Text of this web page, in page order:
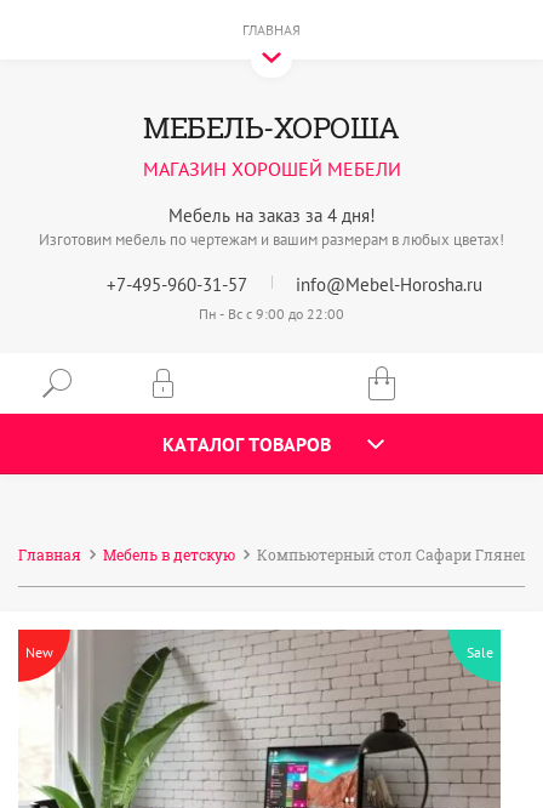
ГЛАВНАЯ
Мебель на заказ за 4 дня!
Изготовим мебель по чертежам и вашим размерам в любых цветах!
МЕБЕЛЬ-ХОРОША
МАГАЗИН ХОРОШЕЙ МЕБЕЛИ
+7-495-960-31-57 info@Mebel-Horosha.ru
Пн - Вс с 9:00 до 22:00
КАТАЛОГ ТОВАРОВ
Главная Мебель в детскую Компьютерный стол Сафари Глянец
New Sale